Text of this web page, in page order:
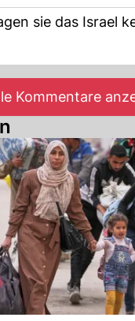
sie das Israel
Kommentare